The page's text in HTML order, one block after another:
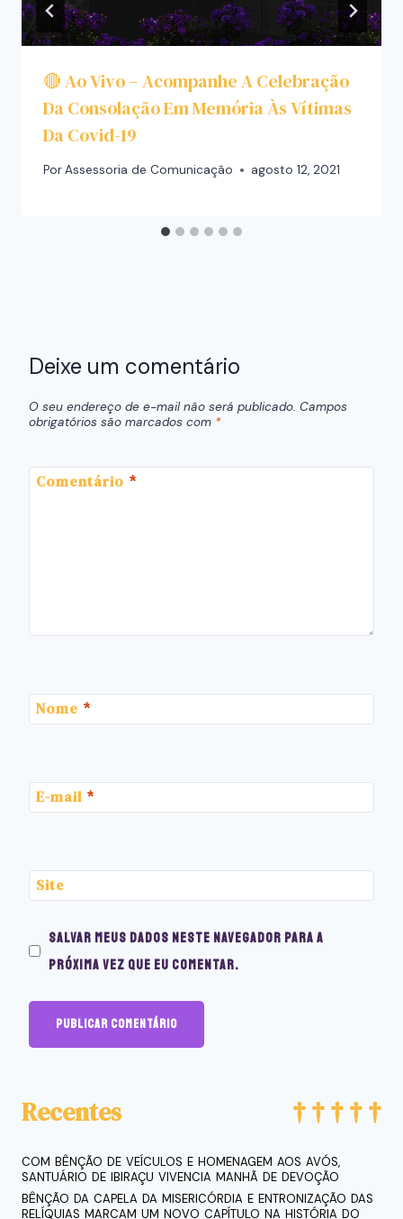
🔴 Ao Vivo – Acompanhe A Celebração
Da Consolação Em Memória Às Vítimas
Da Covid-19
PorAssessoria de Comunicação agosto 12, 2021
Deixe um comentário
O seu endereço de e-mail não será publicado. Campos
obrigatórios são marcados com *
Comentário *
Nome *
E-mail *
Site
Salvar meus dados neste navegador para a
próxima vez que eu comentar.
Recentes
COM BÊNÇÃO DE VEÍCULOS E HOMENAGEM AOS AVÓS,
SANTUÁRIO DE IBIRAÇU VIVENCIA MANHÃ DE DEVOÇÃO
BÊNÇÃO DA CAPELA DA MISERICÓRDIA E ENTRONIZAÇÃO DAS
RELÍQUIAS MARCAM UM NOVO CAPÍTULO NA HISTÓRIA DO